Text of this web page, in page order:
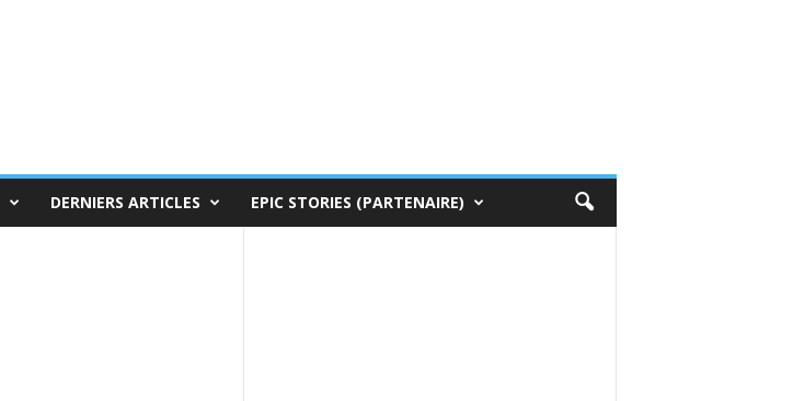
DERNIERS ARTICLES EPIC STORIES (PARTENAIRE)